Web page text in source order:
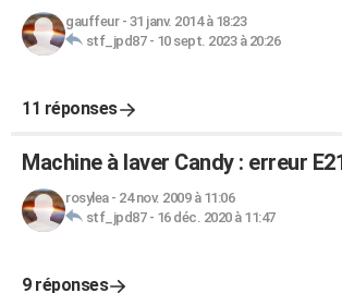
gauffeur- 31 janv. 2014 à 18:23
stf_jpd87- 10 sept. 2023 à 20:26
11 réponses
Machine à laver Candy : erreur
rosylea- 24 nov. 2009 à 11:06
stf_jpd87- 16 déc. 2020 à 11:47
9 réponses